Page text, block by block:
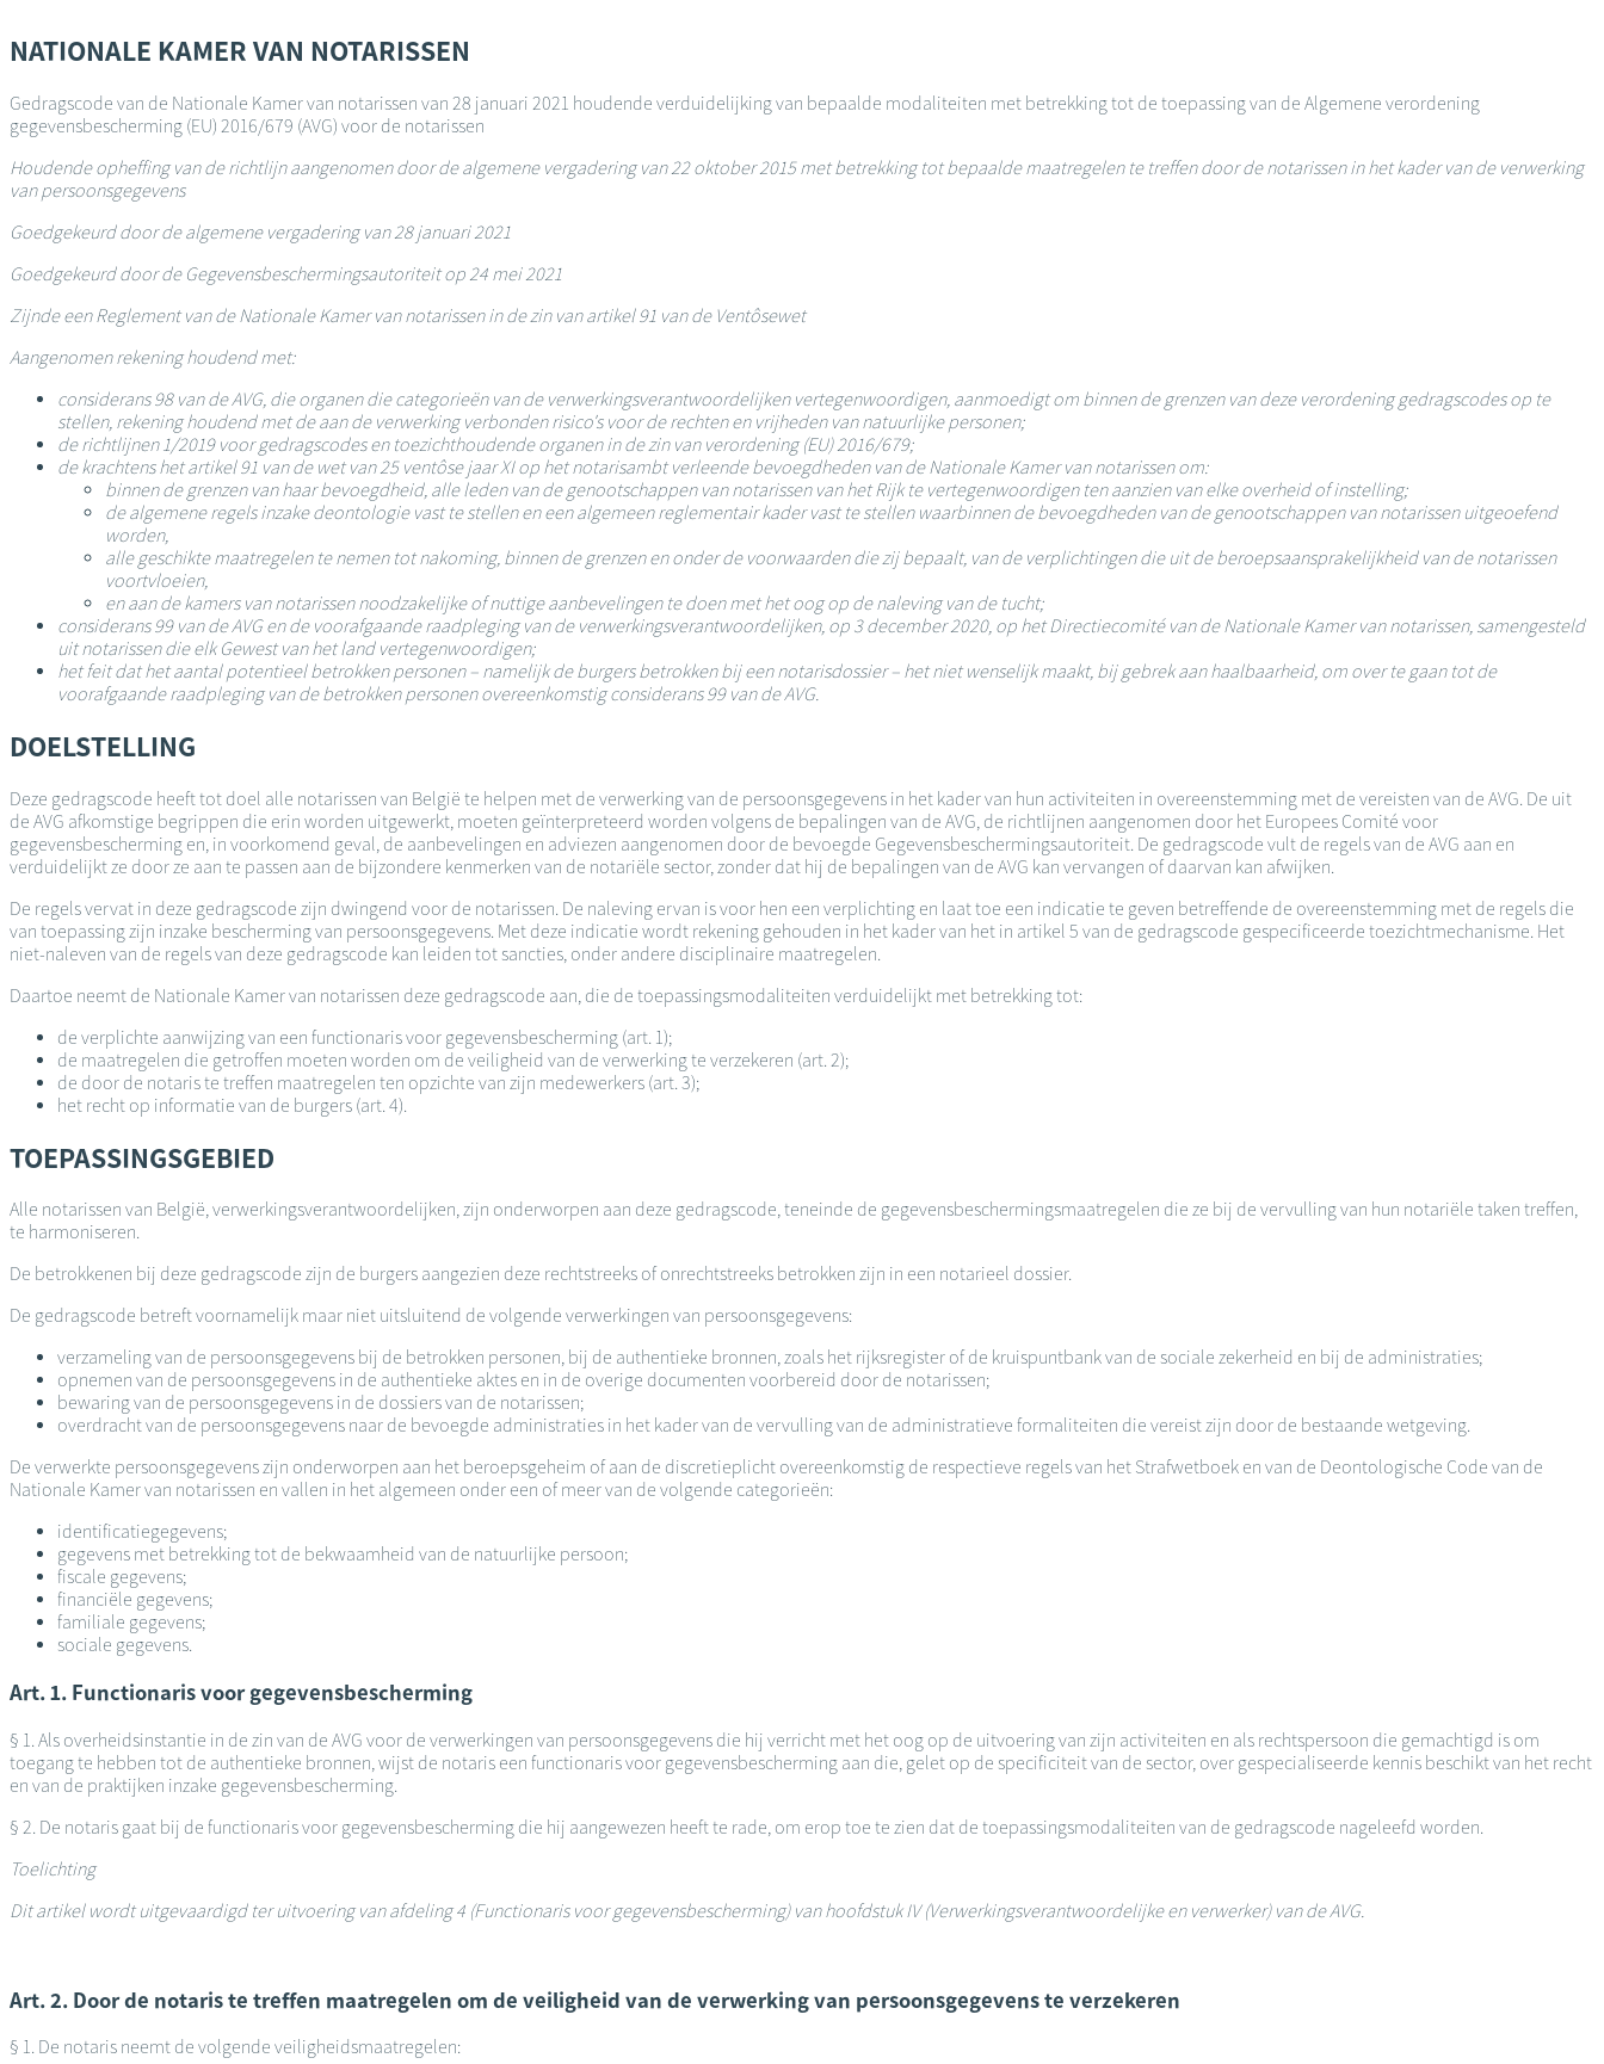
en
naar
inhoud
gaan
NATIONALE KAMER VAN NOTARISSEN
Gedragscode van de Nationale Kamer van notarissen van 28 januari 2021 houdende verduidelijking van bepaalde modaliteiten met betrekking tot de toepassing van de Algemene verordening
gegevensbescherming (EU) 2016/679 (AVG) voor de notarissen
Houdende opheffing van de richtlijn aangenomen door de algemene vergadering van 22 oktober 2015 met betrekking tot bepaalde maatregelen te treffen door de notarissen in het kader van de verwerking
van persoonsgegevens
Goedgekeurd door de algemene vergadering van 28 januari 2021
Goedgekeurd door de Gegevensbeschermingsautoriteit op 24 mei 2021
Zijnde een Reglement van de Nationale Kamer van notarissen in de zin van artikel 91 van de Ventôsewet
Aangenomen rekening houdend met:
considerans 98 van de AVG, die organen die categorieën van de verwerkingsverantwoordelijken vertegenwoordigen, aanmoedigt om binnen de grenzen van deze verordening gedragscodes op te
stellen, rekening houdend met de aan de verwerking verbonden risico's voor de rechten en vrijheden van natuurlijke personen;
de richtlijnen 1/2019 voor gedragscodes en toezichthoudende organen in de zin van verordening (EU) 2016/679;
de krachtens het artikel 91 van de wet van 25 ventôse jaar XI op het notarisambt verleende bevoegdheden van de Nationale Kamer van notarissen om:
binnen de grenzen van haar bevoegdheid, alle leden van de genootschappen van notarissen van het Rijk te vertegenwoordigen ten aanzien van elke overheid of instelling;
de algemene regels inzake deontologie vast te stellen en een algemeen reglementair kader vast te stellen waarbinnen de bevoegdheden van de genootschappen van notarissen uitgeoefend
worden,
alle geschikte maatregelen te nemen tot nakoming, binnen de grenzen en onder de voorwaarden die zij bepaalt, van de verplichtingen die uit de beroepsaansprakelijkheid van de notarissen
voortvloeien,
en aan de kamers van notarissen noodzakelijke of nuttige aanbevelingen te doen met het oog op de naleving van de tucht;
considerans 99 van de AVG en de voorafgaande raadpleging van de verwerkingsverantwoordelijken, op 3 december 2020, op het Directiecomité van de Nationale Kamer van notarissen, samengesteld
uit notarissen die elk Gewest van het land vertegenwoordigen;
het feit dat het aantal potentieel betrokken personen – namelijk de burgers betrokken bij een notarisdossier – het niet wenselijk maakt, bij gebrek aan haalbaarheid, om over te gaan tot de
voorafgaande raadpleging van de betrokken personen overeenkomstig considerans 99 van de AVG.
DOELSTELLING
Deze gedragscode heeft tot doel alle notarissen van België te helpen met de verwerking van de persoonsgegevens in het kader van hun activiteiten in overeenstemming met de vereisten van de AVG. De uit
de AVG afkomstige begrippen die erin worden uitgewerkt, moeten geïnterpreteerd worden volgens de bepalingen van de AVG, de richtlijnen aangenomen door het Europees Comité voor
gegevensbescherming en, in voorkomend geval, de aanbevelingen en adviezen aangenomen door de bevoegde Gegevensbeschermingsautoriteit. De gedragscode vult de regels van de AVG aan en
verduidelijkt ze door ze aan te passen aan de bijzondere kenmerken van de notariële sector, zonder dat hij de bepalingen van de AVG kan vervangen of daarvan kan afwijken.
De regels vervat in deze gedragscode zijn dwingend voor de notarissen. De naleving ervan is voor hen een verplichting en laat toe een indicatie te geven betreffende de overeenstemming met de regels die
van toepassing zijn inzake bescherming van persoonsgegevens. Met deze indicatie wordt rekening gehouden in het kader van het in artikel 5 van de gedragscode gespecificeerde toezichtmechanisme. Het
niet-naleven van de regels van deze gedragscode kan leiden tot sancties, onder andere disciplinaire maatregelen.
Daartoe neemt de Nationale Kamer van notarissen deze gedragscode aan, die de toepassingsmodaliteiten verduidelijkt met betrekking tot:
de verplichte aanwijzing van een functionaris voor gegevensbescherming (art. 1);
de maatregelen die getroffen moeten worden om de veiligheid van de verwerking te verzekeren (art. 2);
de door de notaris te treffen maatregelen ten opzichte van zijn medewerkers (art. 3);
het recht op informatie van de burgers (art. 4).
TOEPASSINGSGEBIED
Alle notarissen van België, verwerkingsverantwoordelijken, zijn onderworpen aan deze gedragscode, teneinde de gegevensbeschermingsmaatregelen die ze bij de vervulling van hun notariële taken treffen,
te harmoniseren.
De betrokkenen bij deze gedragscode zijn de burgers aangezien deze rechtstreeks of onrechtstreeks betrokken zijn in een notarieel dossier.
De gedragscode betreft voornamelijk maar niet uitsluitend de volgende verwerkingen van persoonsgegevens:
verzameling van de persoonsgegevens bij de betrokken personen, bij de authentieke bronnen, zoals het rijksregister of de kruispuntbank van de sociale zekerheid en bij de administraties;
opnemen van de persoonsgegevens in de authentieke aktes en in de overige documenten voorbereid door de notarissen;
bewaring van de persoonsgegevens in de dossiers van de notarissen;
overdracht van de persoonsgegevens naar de bevoegde administraties in het kader van de vervulling van de administratieve formaliteiten die vereist zijn door de bestaande wetgeving.
De verwerkte persoonsgegevens zijn onderworpen aan het beroepsgeheim of aan de discretieplicht overeenkomstig de respectieve regels van het Strafwetboek en van de Deontologische Code van de
Nationale Kamer van notarissen en vallen in het algemeen onder een of meer van de volgende categorieën:
identificatiegegevens;
gegevens met betrekking tot de bekwaamheid van de natuurlijke persoon;
fiscale gegevens;
financiële gegevens;
familiale gegevens;
sociale gegevens.
Art. 1. Functionaris voor gegevensbescherming
§ 1. Als overheidsinstantie in de zin van de AVG voor de verwerkingen van persoonsgegevens die hij verricht met het oog op de uitvoering van zijn activiteiten en als rechtspersoon die gemachtigd is om
toegang te hebben tot de authentieke bronnen, wijst de notaris een functionaris voor gegevensbescherming aan die, gelet op de specificiteit van de sector, over gespecialiseerde kennis beschikt van het recht
en van de praktijken inzake gegevensbescherming.
§ 2. De notaris gaat bij de functionaris voor gegevensbescherming die hij aangewezen heeft te rade, om erop toe te zien dat de toepassingsmodaliteiten van de gedragscode nageleefd worden.
Toelichting
Dit artikel wordt uitgevaardigd ter uitvoering van afdeling 4 (Functionaris voor gegevensbescherming) van hoofdstuk IV (Verwerkingsverantwoordelijke en verwerker) van de AVG.
Art. 2. Door de notaris te treffen maatregelen om de veiligheid van de verwerking van persoonsgegevens te verzekeren
§ 1. De notaris neemt de volgende veiligheidsmaatregelen: